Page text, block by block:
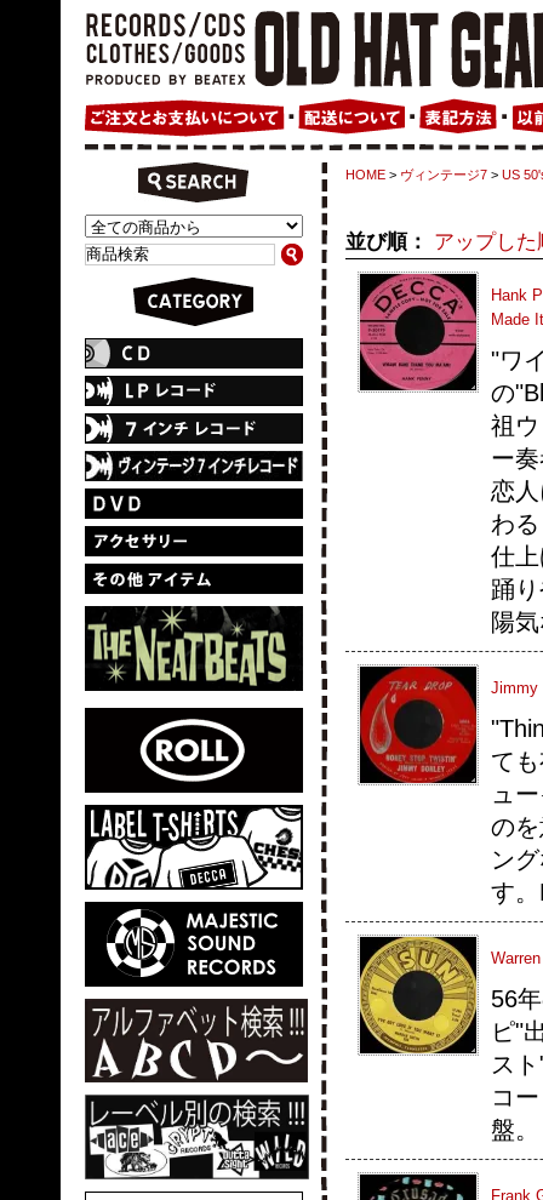
HOME > ヴィンテージ7 > US
並び順： アップした
Hank
Made It
"ワ
の
祖
ー
恋
わ
仕
踊
陽
Jimmy
て
ュ
の
ン
す
56
ピ"
ス
コ
盤。
Frank